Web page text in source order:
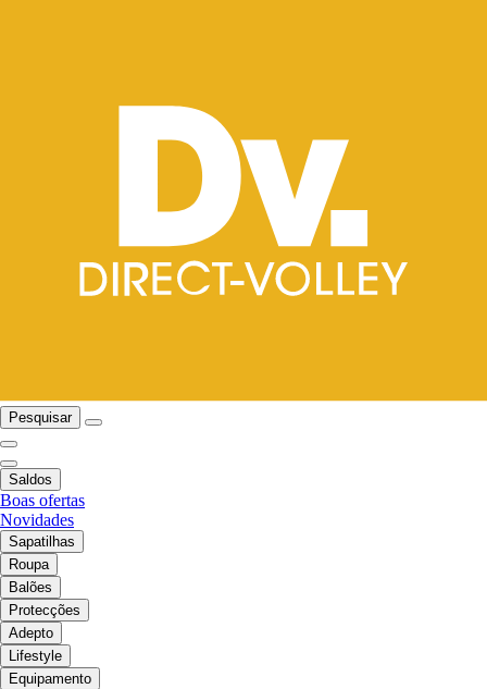
Pesquisar
Saldos
Boas ofertas
Novidades
Sapatilhas
Roupa
Balões
Protecções
Adepto
Lifestyle
Equipamento